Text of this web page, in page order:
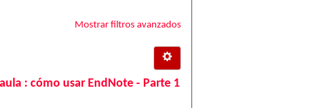
Mostrar filtros avanzados
: cómo usar EndNote - Parte 1